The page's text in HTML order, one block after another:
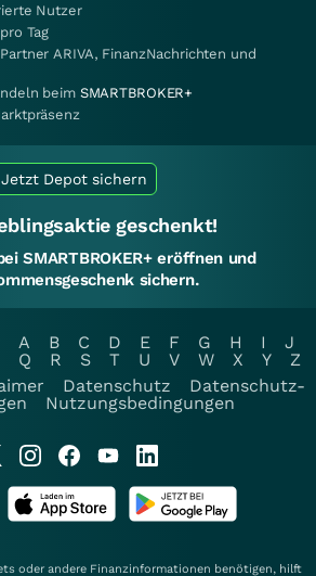
Nutzer
Tag
ARIVA, FinanzNachrichten und
beim SMARTBROKER+
Jetzt Depot sichern
geschenkt!
SMARTBROKER+ eröffnen und
sichern.
A B C D E F G H I
J
Q R S T U V W X Y
Z
Datenschutz
Datenschutz-
Nutzungsbedingungen
oder andere Finanzinformationen benötigen, hilft